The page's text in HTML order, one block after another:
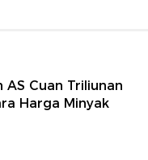
AS Cuan Triliunan
Harga Minyak